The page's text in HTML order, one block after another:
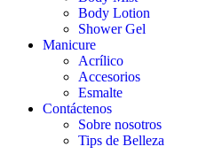
Body Lotion
Shower Gel
Manicure
Acrílico
Accesorios
Esmalte
Contáctenos
Sobre nosotros
Tips de Belleza